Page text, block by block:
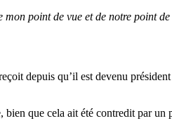
point de vue et de notre point de
depuis qu’il est devenu
que cela ait été contredit par un